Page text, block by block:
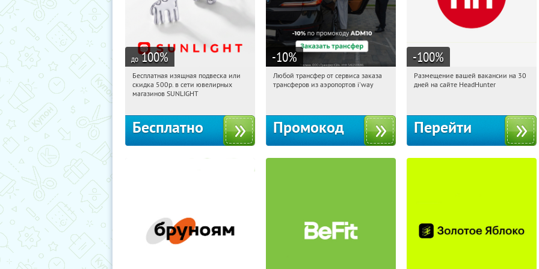
до 100%
15:10:25 Получили:
Россия
Бесплатная изящная подвеска или
скидка 500р. в сети ювелирных
магазинов SUNLIGHT
Бесплатно
-10%
15:10:25
Получи первым!
Любой трансфер от сервиса заказа
трансферов из аэропортов i'way
Промокод
-100%
15:10:25
Получи первым!
Размещение вашей вакансии на 30
дней на сайте HeadHunter
Перейти